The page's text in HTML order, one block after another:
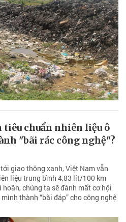
tiêu chuẩn nhiên liệu ô
"bãi rác công nghệ"?
giao thông xanh, Việt Nam vẫn
liệu trung bình 4,83 lít/100 km
chúng ta sẽ đánh mất cơ hội
thành “bãi đáp” cho công nghệ